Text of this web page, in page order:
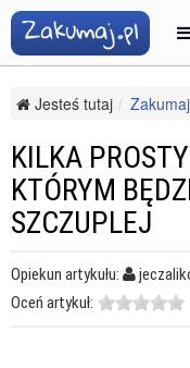
Jesteś tutaj
Kilka prostych trików,
szczuplej
KILKA
KTÓRYM
SZCZUPLEJ
Opiekun artykułu:
Oceń artykuł: